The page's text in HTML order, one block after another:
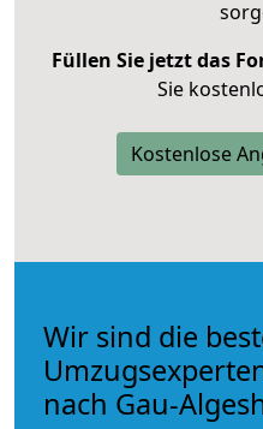
Füllen Sie jetzt das
Sie
Kostenlose
Wir sind die
nach Gau-